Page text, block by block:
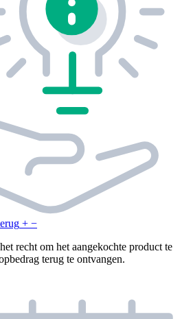
+ −
recht om het aangekochte product te
terug te ontvangen.